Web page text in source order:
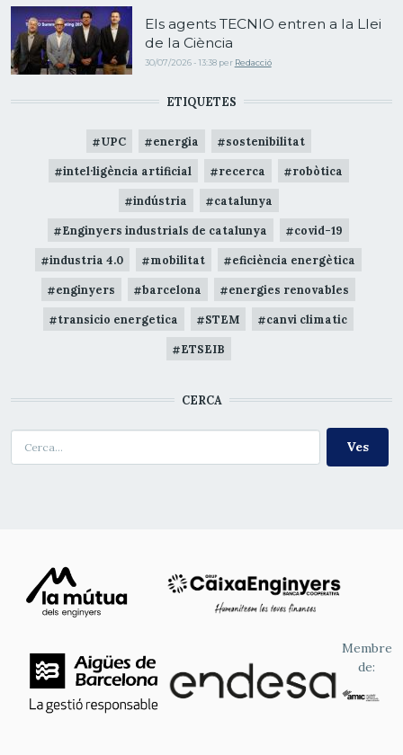
Els agents TECNIO entren a la Llei
de la Ciència
30/07/2026 - 13:38 per Redacció
ETIQUETES
UPC energia sostenibilitat
intel·ligència artificial recerca robòtica
indústria catalunya
Enginyers industrials de catalunya covid-19
industria 4.0 mobilitat eficiència energètica
enginyers barcelona energies renovables
transicio energetica STEM canvi climatic
ETSEIB
CERCA
Membre
de: